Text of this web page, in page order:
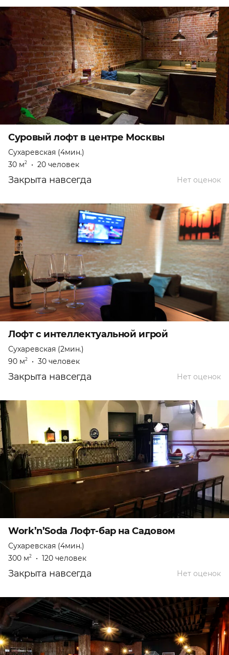
Суровый лофт в центре Москвы
Сухаревская (4мин.)
30 м2 • 20 человек
Нет оценок
Закрыта навсегда
Лофт с интеллектуальной игрой
Сухаревская (2мин.)
90 м2 • 30 человек
Нет оценок
Закрыта навсегда
Work’n’Soda Лофт-бар на Садовом
Сухаревская (4мин.)
300 м2 • 120 человек
Нет оценок
Закрыта навсегда